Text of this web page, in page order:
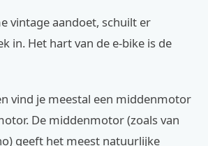
vintage aandoet, schuilt er
in. Het hart van de e-bike is de
vind je meestal een middenmotor
De middenmotor (zoals van
geeft het meest natuurlijke